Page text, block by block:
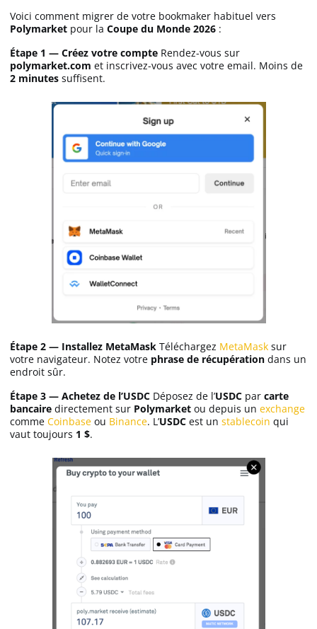
Voici comment migrer de votre bookmaker habituel vers
Polymarket pour la Coupe du Monde 2026 :
Étape 1 — Créez votre compte Rendez-vous sur
polymarket.com et inscrivez-vous avec votre email. Moins de
2 minutes suffisent.
Étape 2 — Installez MetaMask Téléchargez MetaMask sur
votre navigateur. Notez votre phrase de récupération dans un
endroit sûr.
Étape 3 — Achetez de l’USDC Déposez de l’USDC par carte
bancaire directement sur Polymarket ou depuis un exchange
comme Coinbase ou Binance. L’USDC est un stablecoin qui
vaut toujours 1 $.